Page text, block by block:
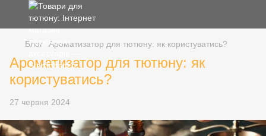
Блог Ароматизатор для тютюну: як користуватись?
Ароматизатор для тютюну: як
користуватись?
27 червня 2024